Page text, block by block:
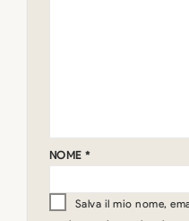
NOME *
Salva il mio nome,